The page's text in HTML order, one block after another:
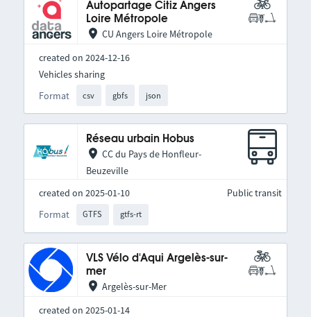
Autopartage Citiz Angers
Loire Métropole
CU Angers Loire Métropole
created on 2024-12-16
Format csv gbfs json
Vehicles sharing
Réseau urbain Hobus
CC du Pays de Honfleur-
Beuzeville
created on 2025-01-10
Format
GTFS gtfs-rt
Public transit
VLS Vélo d'Aqui Argelès-sur-
mer
Argelès-sur-Mer
created on 2025-01-14